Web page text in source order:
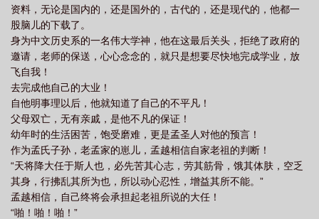
资料，无论是国内的，还是国外的，古代的，还是现代的，他都一
股脑儿的下载了。
身为中文历史系的一名伟大学神，他在这最后关头，拒绝了政府的
邀请，老师的保送，心心念念的，就只是想要尽快地完成学业，放
飞自我！
去完成他自己的大业！
自他明事理以后，他就知道了自己的不平凡！
父母双亡，无有亲戚，是他不凡的保证！
幼年时的生活困苦，饱受磨难，更是孟圣人对他的预言！
作为孟氏子孙，老孟家的崽儿，孟越相信自家老祖的判断！
“天将降大任于斯人也，必先苦其心志，劳其筋骨，饿其体肤，空乏
其身，行拂乱其所为也，所以动心忍性，增益其所不能。”
孟越相信，自己终将会承担起老祖所说的大任！
“啪！啪！啪！”